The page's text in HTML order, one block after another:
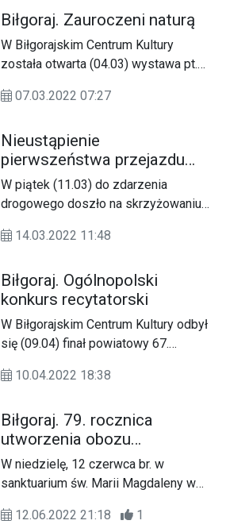
Biłgoraj. Zauroczeni naturą
W Biłgorajskim Centrum Kultury
została otwarta (04.03) wystawa pt.
kilkadziesiąt zdjęć wykonanych przez
Podkarpackiego Związku Polskich
Fotografów Przyrody.
07.03.2022 07:27
Nieustąpienie
pierwszeństwa przejazdu
przyczyną zdarzenia
drogowego
W piątek (11.03) do zdarzenia
drogowego doszło na skrzyżowaniu
Tomaszowie Lubelskim.
14.03.2022 11:48
Biłgoraj. Ogólnopolski
konkurs recytatorski
W Biłgorajskim Centrum Kultury odbył
się (09.04) finał powiatowy 67.
Recytatorskiego.
10.04.2022 18:38
Biłgoraj. 79. rocznica
utworzenia obozu
przejściowego w Puszczy
Solskiej
W niedzielę, 12 czerwca br. w
sanktuarium św. Marii Magdaleny w
związane z 79. rocznicą utworzenia
12.06.2022 21:18 1